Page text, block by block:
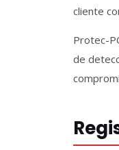
cliente
Protec-
de